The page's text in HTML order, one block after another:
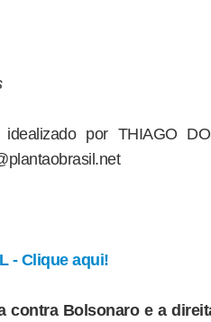
por THIAGO
- Clique aqui!
contra Bolsonaro e a